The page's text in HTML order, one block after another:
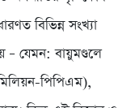
বিভিন্ন সংখ্যা
যেমন: বায়ুমণ্ডলে
পিপিএম),